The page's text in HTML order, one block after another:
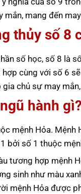
mang đến
thủy số 8
số học, số 8 là
cùng với số 6
chủ sự may
hành
mệnh Hỏa.
bởi số 1 thuộc
tương hợp mệnh
sinh như màu
mệnh Hỏa được